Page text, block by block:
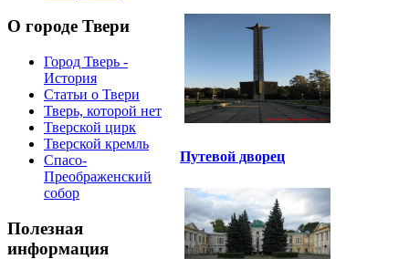
О городе Твери
Город Тверь -
История
Статьи о Твери
Тверь, которой нет
Тверской цирк
Тверской кремль
Спасо-
Преображенский
собор
Полезная
информация
Путевой дворец